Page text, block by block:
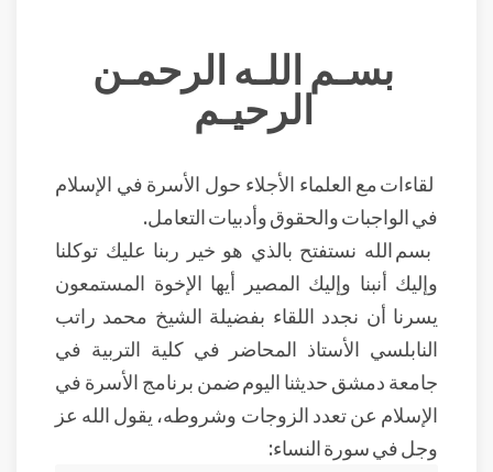
بسـم اللـه الرحمـن
الرحيـم
لقاءات مع العلماء الأجلاء حول الأسرة في الإسلام
في الواجبات والحقوق وأدبيات التعامل.
بسم الله نستفتح بالذي هو خير ربنا عليك توكلنا
وإليك أنبنا وإليك المصير أيها الإخوة المستمعون
يسرنا أن نجدد اللقاء بفضيلة الشيخ محمد راتب
النابلسي الأستاذ المحاضر في كلية التربية في
جامعة دمشق حديثنا اليوم ضمن برنامج الأسرة في
الإسلام عن تعدد الزوجات وشروطه، يقول الله عز
وجل في سورة النساء: